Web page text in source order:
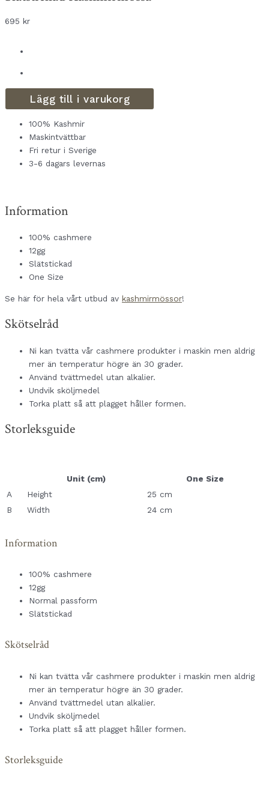
695 kr
Lägg till i varukorg
100% Kashmir
Maskintvättbar
Fri retur i Sverige
3-6 dagars levernas
Information
100% cashmere
12gg
Slätstickad
One Size
Se här för hela vårt utbud av kashmirmössor!
Skötselråd
Ni kan tvätta vår cashmere produkter i maskin men aldrig
mer än temperatur högre än 30 grader.
Använd tvättmedel utan alkalier.
Undvik sköljmedel
Torka platt så att plagget håller formen.
Storleksguide
Unit (cm)
One Size
A
Height
25 cm
B
Width 24 cm
Information
100% cashmere
12gg
Normal passform
Slätstickad
Skötselråd
Ni kan tvätta vår cashmere produkter i maskin men aldrig
mer än temperatur högre än 30 grader.
Använd tvättmedel utan alkalier.
Undvik sköljmedel
Torka platt så att plagget håller formen.
Storleksguide